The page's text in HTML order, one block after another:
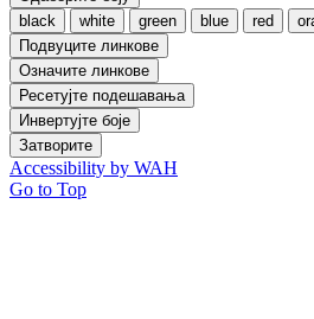
black
white green blue red
Подвуците линкове
Означите линкове
Ресетујте подешавања
Инвертујте боје
Затворите
Accessibility by WAH
Go to Top